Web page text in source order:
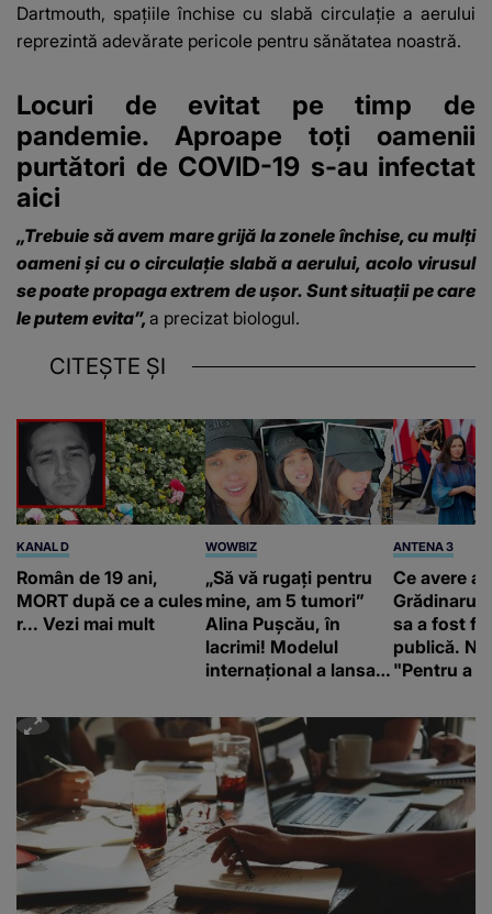
Dartmouth, spațiile închise cu slabă circulație a aerului
reprezintă adevărate pericole pentru sănătatea noastră.
Locuri de evitat pe timp de
pandemie. Aproape toți oamenii
purtători de COVID-19 s-au infectat
aici
„Trebuie să avem mare grijă la zonele închise, cu mulţi
oameni şi cu o circulaţie slabă a aerului, acolo virusul
se poate propaga extrem de uşor. Sunt situaţii pe care
le putem evita”, a precizat biologul.
CITEȘTE ȘI
KANAL D
Român de 19 ani,
MORT după ce a cules
r... Vezi mai mult
WOWBIZ
„Să vă rugați pentru
mine, am 5 tumori”
Alina Pușcău, în
lacrimi! Modelul
internațional a lansat
fost diagnosticată cu
o boală gravă
ANTENA 3
Ce avere
Grădinaru.
sa a fost
publică.
"Pentru a